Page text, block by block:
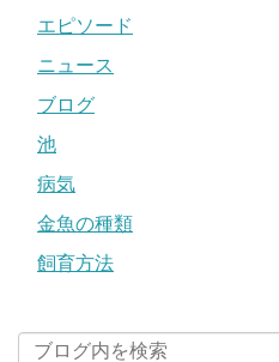
エピソード
ニュース
ブログ
池
病気
金魚の種類
飼育方法